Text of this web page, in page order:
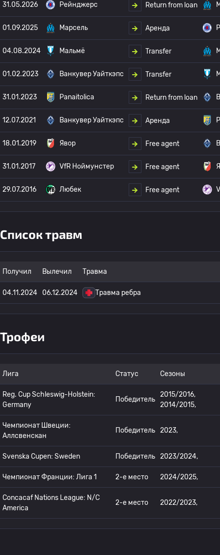
31.05.2026 Рейнджерс Return from loan
01.09.2025 Марсель Аренда
04.08.2024 Мальмё Transfer
01.02.2023 Ванкувер Уайткэпс Transfer
31.01.2023 Panaitolica Return from loan
12.07.2021 Ванкувер Уайткэпс Аренда
18.01.2019 Явор Free agent
31.01.2017 VfR Ноймунстер Free agent
29.07.2016 Любек Free agent
Список травм
Получил Вылечил Травма
04.11.2024 06.12.2024 Травма ребра
Трофеи
Лига Статус Сезоны
Reg. Cup Schleswig-Holstein:
Germany
Победитель
2015/2016,
2014/2015,
Чемпионат Швеции:
Аллсвенскан
Победитель 2023,
Svenska Cupen: Sweden Победитель 2023/2024,
Чемпионат Франции: Лига 1 2-е место 2024/2025,
Concacaf Nations League: N/C
America
2-е место 2022/2023,